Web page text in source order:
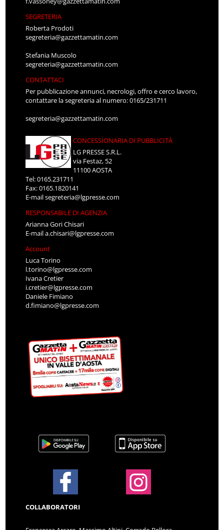
SEGRETERIA
Roberta Prodoti
segreteria@gazzettamatin.com
Stefania Muscolo
segreteria@gazzettamatin.com
CONTATTACI
Per pubblicazione annunci, necrologi, offro e cerco lavoro,
contattare la segreteria al numero: 0165/231711
segreteria@gazzettamatin.com
CONCESSIONARIA DI PUBBLICITÀ
LG PRESSE S.R.L.
via Festaz, 52
11100 AOSTA
Tel: 0165.231711
Fax: 0165.1820141
E-mailsegreteria@lgpresse.com
RESPONSABILE DI AGENZIA
Arianna Gori Chisari
E-maila.chisari@lgpresse.com
Account
Luca Torino
l.torino@lgpresse.com
Ivana Cretier
i.cretier@lgpresse.com
Daniele Fimiano
d.fimiano@lgpresse.com
COLLABORATORI